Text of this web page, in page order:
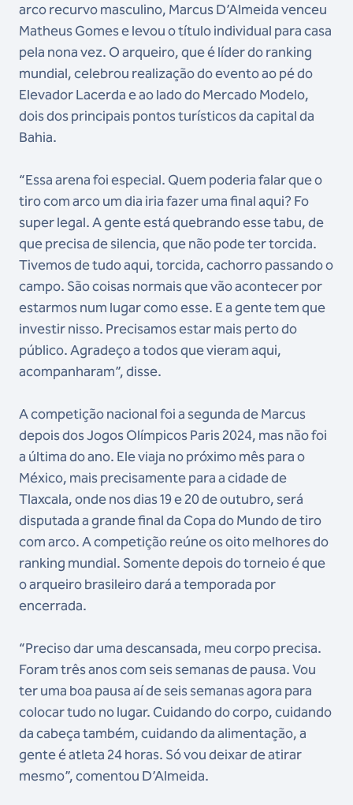
arco recurvo masculino, Marcus D’Almeida venceu
Matheus Gomes e levou o título individual para casa
pela nona vez. O arqueiro, que é líder do ranking
mundial, celebrou realização do evento ao pé do
Elevador Lacerda e ao lado do Mercado Modelo,
dois dos principais pontos turísticos da capital da
Bahia.
“Essa arena foi especial. Quem poderia falar que o
tiro com arco um dia iria fazer uma final aqui? Fo
super legal. A gente está quebrando esse tabu, de
que precisa de silencia, que não pode ter torcida.
Tivemos de tudo aqui, torcida, cachorro passando o
campo. São coisas normais que vão acontecer por
estarmos num lugar como esse. E a gente tem que
investir nisso. Precisamos estar mais perto do
público. Agradeço a todos que vieram aqui,
acompanharam”, disse.
A competição nacional foi a segunda de Marcus
depois dos Jogos Olímpicos Paris 2024, mas não foi
a última do ano. Ele viaja no próximo mês para o
México, mais precisamente para a cidade de
Tlaxcala, onde nos dias 19 e 20 de outubro, será
disputada a grande final da Copa do Mundo de tiro
com arco. A competição reúne os oito melhores do
ranking mundial. Somente depois do torneio é que
o arqueiro brasileiro dará a temporada por
encerrada.
“Preciso dar uma descansada, meu corpo precisa.
Foram três anos com seis semanas de pausa. Vou
ter uma boa pausa aí de seis semanas agora para
colocar tudo no lugar. Cuidando do corpo, cuidando
da cabeça também, cuidando da alimentação, a
gente é atleta 24 horas. Só vou deixar de atirar
mesmo”, comentou D’Almeida.